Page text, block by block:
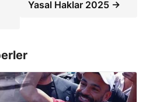
Yasal Haklar 2025 →